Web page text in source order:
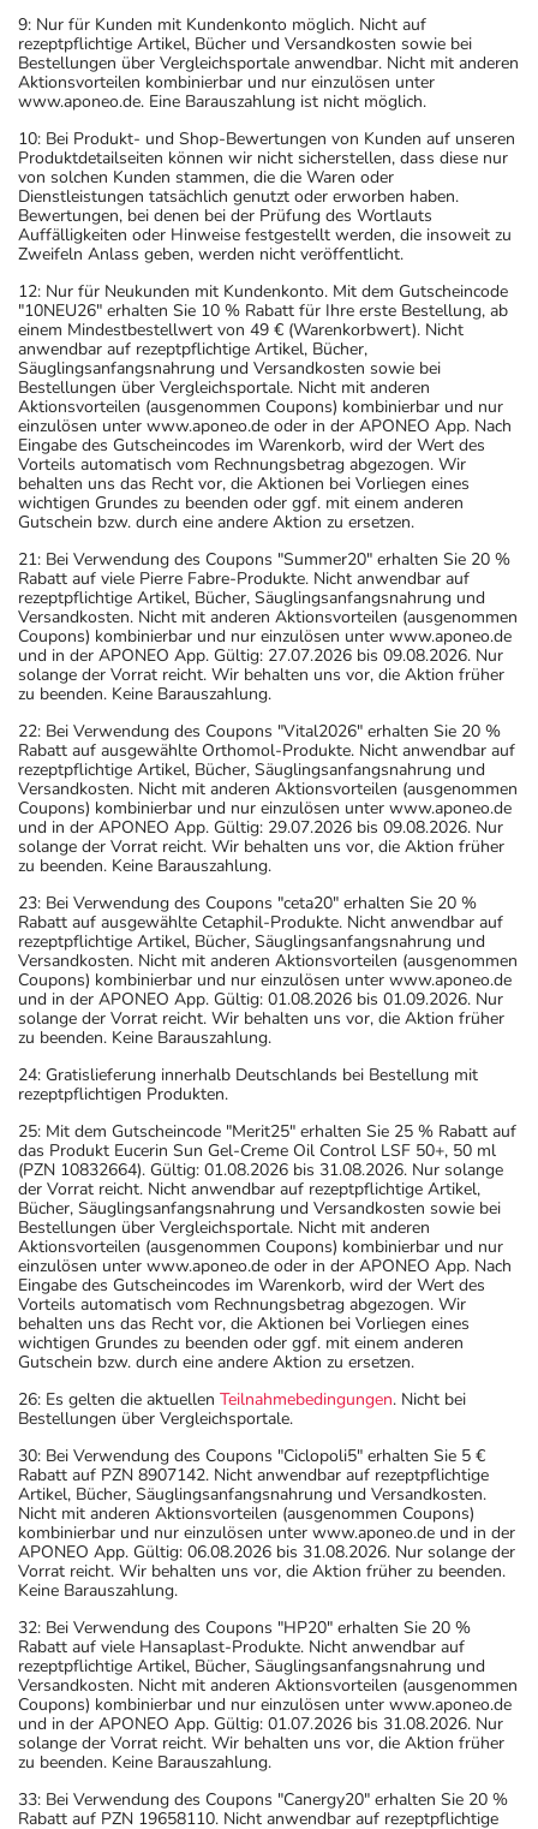
9: Nur für Kunden mit Kundenkonto möglich. Nicht auf
rezeptpflichtige Artikel, Bücher und Versandkosten sowie bei
Bestellungen über Vergleichsportale anwendbar. Nicht mit anderen
Aktionsvorteilen kombinierbar und nur einzulösen unter
www.aponeo.de. Eine Barauszahlung ist nicht möglich.
10: Bei Produkt- und Shop-Bewertungen von Kunden auf unseren
Produktdetailseiten können wir nicht sicherstellen, dass diese nur
von solchen Kunden stammen, die die Waren oder
Dienstleistungen tatsächlich genutzt oder erworben haben.
Bewertungen, bei denen bei der Prüfung des Wortlauts
Auffälligkeiten oder Hinweise festgestellt werden, die insoweit zu
Zweifeln Anlass geben, werden nicht veröffentlicht.
12: Nur für Neukunden mit Kundenkonto. Mit dem Gutscheincode
"10NEU26" erhalten Sie 10 % Rabatt für Ihre erste Bestellung, ab
einem Mindestbestellwert von 49 € (Warenkorbwert). Nicht
anwendbar auf rezeptpflichtige Artikel, Bücher,
Säuglingsanfangsnahrung und Versandkosten sowie bei
Bestellungen über Vergleichsportale. Nicht mit anderen
Aktionsvorteilen (ausgenommen Coupons) kombinierbar und nur
einzulösen unter www.aponeo.de oder in der APONEO App. Nach
Eingabe des Gutscheincodes im Warenkorb, wird der Wert des
Vorteils automatisch vom Rechnungsbetrag abgezogen. Wir
behalten uns das Recht vor, die Aktionen bei Vorliegen eines
wichtigen Grundes zu beenden oder ggf. mit einem anderen
Gutschein bzw. durch eine andere Aktion zu ersetzen.
21: Bei Verwendung des Coupons "Summer20" erhalten Sie 20 %
Rabatt auf viele Pierre Fabre-Produkte. Nicht anwendbar auf
rezeptpflichtige Artikel, Bücher, Säuglingsanfangsnahrung und
Versandkosten. Nicht mit anderen Aktionsvorteilen (ausgenommen
Coupons) kombinierbar und nur einzulösen unter www.aponeo.de
und in der APONEO App. Gültig: 27.07.2026 bis 09.08.2026. Nur
solange der Vorrat reicht. Wir behalten uns vor, die Aktion früher
zu beenden. Keine Barauszahlung.
22: Bei Verwendung des Coupons "Vital2026" erhalten Sie 20 %
Rabatt auf ausgewählte Orthomol-Produkte. Nicht anwendbar auf
rezeptpflichtige Artikel, Bücher, Säuglingsanfangsnahrung und
Versandkosten. Nicht mit anderen Aktionsvorteilen (ausgenommen
Coupons) kombinierbar und nur einzulösen unter www.aponeo.de
und in der APONEO App. Gültig: 29.07.2026 bis 09.08.2026. Nur
solange der Vorrat reicht. Wir behalten uns vor, die Aktion früher
zu beenden. Keine Barauszahlung.
23: Bei Verwendung des Coupons "ceta20" erhalten Sie 20 %
Rabatt auf ausgewählte Cetaphil-Produkte. Nicht anwendbar auf
rezeptpflichtige Artikel, Bücher, Säuglingsanfangsnahrung und
Versandkosten. Nicht mit anderen Aktionsvorteilen (ausgenommen
Coupons) kombinierbar und nur einzulösen unter www.aponeo.de
und in der APONEO App. Gültig: 01.08.2026 bis 01.09.2026. Nur
solange der Vorrat reicht. Wir behalten uns vor, die Aktion früher
zu beenden. Keine Barauszahlung.
24: Gratislieferung innerhalb Deutschlands bei Bestellung mit
rezeptpflichtigen Produkten.
25: Mit dem Gutscheincode "Merit25" erhalten Sie 25 % Rabatt auf
das Produkt Eucerin Sun Gel-Creme Oil Control LSF 50+, 50 ml
(PZN 10832664). Gültig: 01.08.2026 bis 31.08.2026. Nur solange
der Vorrat reicht. Nicht anwendbar auf rezeptpflichtige Artikel,
Bücher, Säuglingsanfangsnahrung und Versandkosten sowie bei
Bestellungen über Vergleichsportale. Nicht mit anderen
Aktionsvorteilen (ausgenommen Coupons) kombinierbar und nur
einzulösen unter www.aponeo.de oder in der APONEO App. Nach
Eingabe des Gutscheincodes im Warenkorb, wird der Wert des
Vorteils automatisch vom Rechnungsbetrag abgezogen. Wir
behalten uns das Recht vor, die Aktionen bei Vorliegen eines
wichtigen Grundes zu beenden oder ggf. mit einem anderen
Gutschein bzw. durch eine andere Aktion zu ersetzen.
26: Es gelten die aktuellen Teilnahmebedingungen. Nicht bei
Bestellungen über Vergleichsportale.
30: Bei Verwendung des Coupons "Ciclopoli5" erhalten Sie 5 €
Rabatt auf PZN 8907142. Nicht anwendbar auf rezeptpflichtige
Artikel, Bücher, Säuglingsanfangsnahrung und Versandkosten.
Nicht mit anderen Aktionsvorteilen (ausgenommen Coupons)
kombinierbar und nur einzulösen unter www.aponeo.de und in der
APONEO App. Gültig: 06.08.2026 bis 31.08.2026. Nur solange der
Vorrat reicht. Wir behalten uns vor, die Aktion früher zu beenden.
Keine Barauszahlung.
32: Bei Verwendung des Coupons "HP20" erhalten Sie 20 %
Rabatt auf viele Hansaplast-Produkte. Nicht anwendbar auf
rezeptpflichtige Artikel, Bücher, Säuglingsanfangsnahrung und
Versandkosten. Nicht mit anderen Aktionsvorteilen (ausgenommen
Coupons) kombinierbar und nur einzulösen unter www.aponeo.de
und in der APONEO App. Gültig: 01.07.2026 bis 31.08.2026. Nur
solange der Vorrat reicht. Wir behalten uns vor, die Aktion früher
zu beenden. Keine Barauszahlung.
33: Bei Verwendung des Coupons "Canergy20" erhalten Sie 20 %
Rabatt auf PZN 19658110. Nicht anwendbar auf rezeptpflichtige